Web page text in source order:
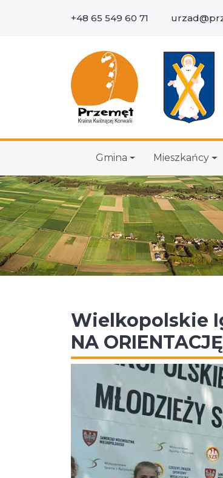
+48 65 549 60 71
Gmina Mieszkańcy
Wielkopolskie
NA ORIENTACJĘ